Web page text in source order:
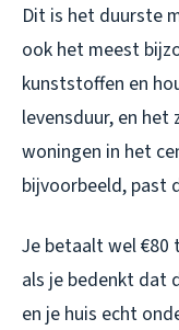
Dit is het duurste
ook het meest
kunststoffen en
levensduur, en
woningen in het
bijvoorbeeld, past
Je betaalt wel €80
als je bedenkt dat
en je huis echt